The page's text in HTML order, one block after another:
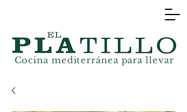
Cocina mediterráneapara llevar